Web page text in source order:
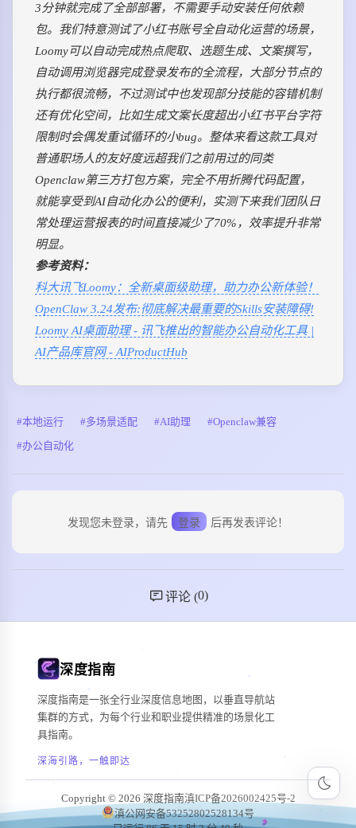
3分钟就完成了全部部署，不需要手动安装任何依赖
包。我们特意测试了小红书账号全自动化运营的场景，
Loomy可以自动完成热点爬取、选题生成、文案撰写，
自动调用浏览器完成登录发布的全流程，大部分节点的
执行都很流畅，不过测试中也发现部分技能的容错机制
还有优化空间，比如生成文案长度超出小红书平台字符
限制时会偶发重试循环的小bug。整体来看这款工具对
普通职场人的友好度远超我们之前用过的同类
Openclaw第三方打包方案，完全不用折腾代码配置，
就能享受到AI自动化办公的便利，实测下来我们团队日
常处理运营报表的时间直接减少了70%，效率提升非常
明显。
参考资料：
科大讯飞Loomy：全新桌面级助理，助力办公新体验！
OpenClaw 3.24发布:彻底解决最重要的Skills安装障碍!
Loomy AI桌面助理 - 讯飞推出的智能办公自动化工具 |
AI产品库官网 - AIProductHub
本地运行 多场景适配 AI助理
Openclaw兼容
办公自动化
发现您未登录，请先 登录 后再发表评论！
评论 (0)
深度指南
深度指南是一张全行业深度信息地图，以垂直导航站
集群的方式，为每个行业和职业提供精准的场景化工
具指南。
深海引路，一触即达
Copyright © 2026 深度指南滇ICP备2026002425号-2
滇公网安备53252802528134号